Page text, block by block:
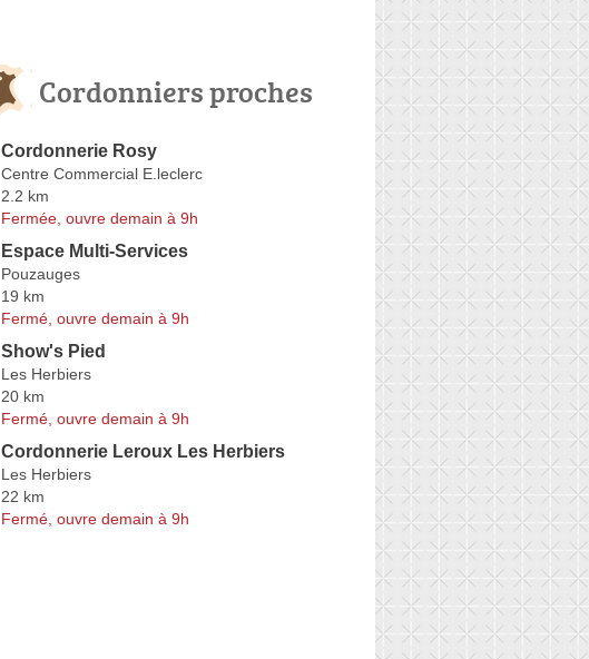
Cordonniers proches
Cordonnerie Rosy
Centre Commercial E.leclerc
2.2 km
Fermée, ouvre demain à 9h
Espace Multi-Services
Pouzauges
19 km
Fermé, ouvre demain à 9h
Show's Pied
Les Herbiers
20 km
Fermé, ouvre demain à 9h
Cordonnerie Leroux Les Herbiers
Les Herbiers
22 km
Fermé, ouvre demain à 9h